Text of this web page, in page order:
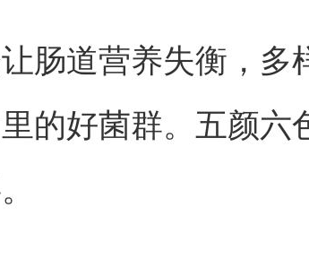
肠道营养失衡，多
的好菌群。五颜六